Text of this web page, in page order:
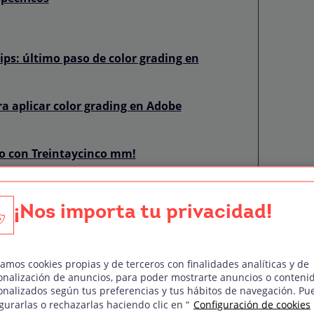
último paso de color grading en
aplicar color grading en Adobe
con Treintaycinco mm!
y por qué es
estás pensando en cursar una formación
¡Nos importa tu privacidad!
cookies propias y de terceros con finalidades analíticas y de
de anuncios, para poder mostrarte anuncios o
según tus preferencias y tus hábitos de navegación.
o rechazarlas haciendo clic en “ Configuración de cookies